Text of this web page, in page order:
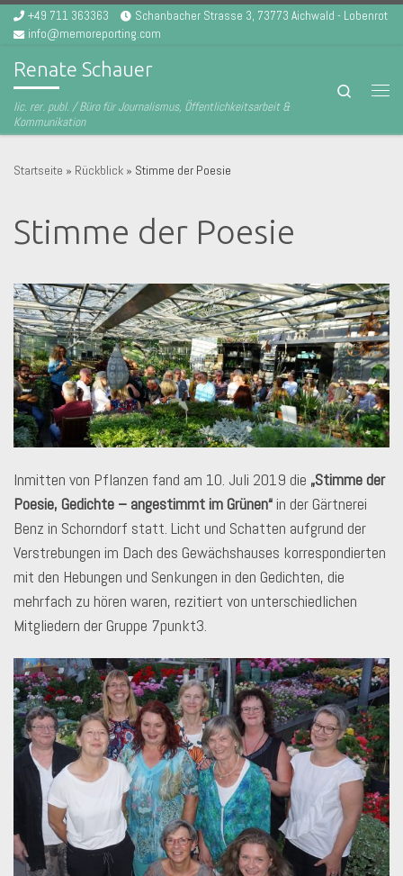
Zum Inhalt springen
+49 711 363363
Schanbacher Strasse 3, 73773 Aichwald - Lobenrot
info@memoreporting.com
Renate Schauer
lic. rer. publ. / Büro für Journalismus, Öffentlichkeitsarbeit &
Kommunikation
Search
Startseite » Rückblick » Stimme der Poesie
Stimme der Poesie
Inmitten von Pflanzen fand am 10. Juli 2019 die „Stimme der
Poesie, Gedichte – angestimmt im Grünen“ in der Gärtnerei
Benz in Schorndorf statt. Licht und Schatten aufgrund der
Verstrebungen im Dach des Gewächshauses korrespondierten
mit den Hebungen und Senkungen in den Gedichten, die
mehrfach zu hören waren, rezitiert von unterschiedlichen
Mitgliedern der Gruppe 7punkt3.